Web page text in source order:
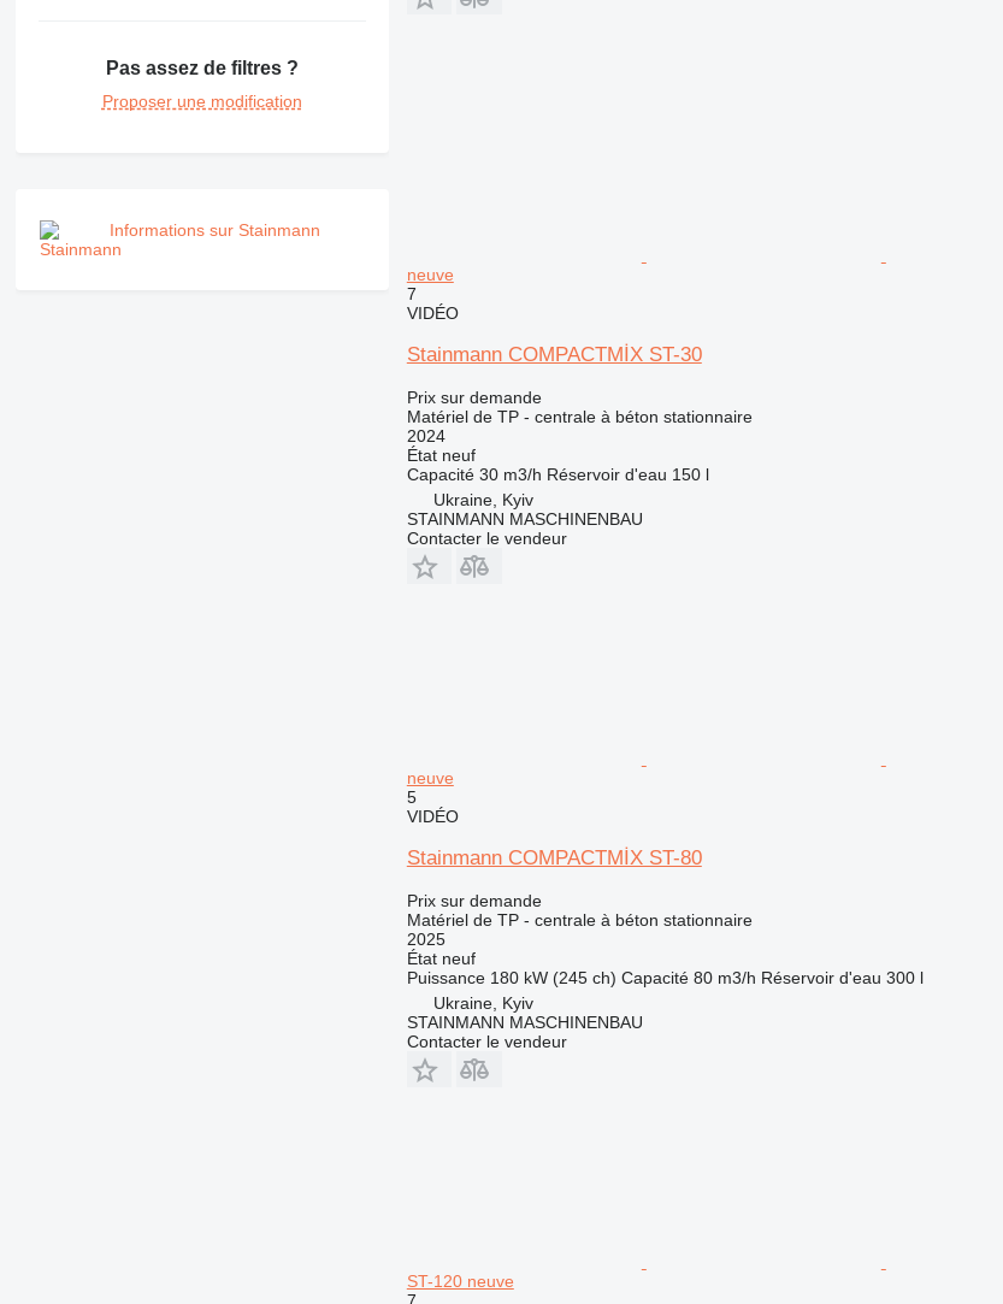
M-series
RM
Pas assez de filtres ?
Proposer une modification
Informations sur Stainmann
neuve
7
VIDÉO
Stainmann COMPACTMİX ST-30
Prix sur demande
Matériel de TP - centrale à béton stationnaire
2024
Étatneuf
Capacité 30 m3/h Réservoir d'eau 150 l
Ukraine, Kyiv
STAINMANN MASCHINENBAU
Contacter le vendeur
neuve
5
VIDÉO
Stainmann COMPACTMİX ST-80
Prix sur demande
Matériel de TP - centrale à béton stationnaire
2025
Étatneuf
Puissance 180 kW (245 ch) Capacité 80 m3/h Réservoir d'eau 300 l
Ukraine, Kyiv
STAINMANN MASCHINENBAU
Contacter le vendeur
ST-120 neuve
7